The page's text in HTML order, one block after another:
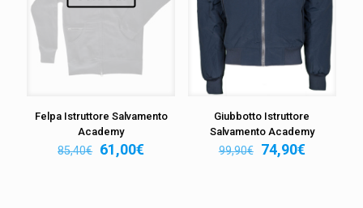
Felpa Istruttore Salvamento
Academy
85,40€ Il
prezzo
61,00€Il
Giubbotto Istruttore
Salvamento Academy
99,90€ Il
prezzo
74,90€Il